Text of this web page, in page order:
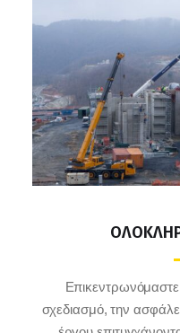
σχεδιασμό, την